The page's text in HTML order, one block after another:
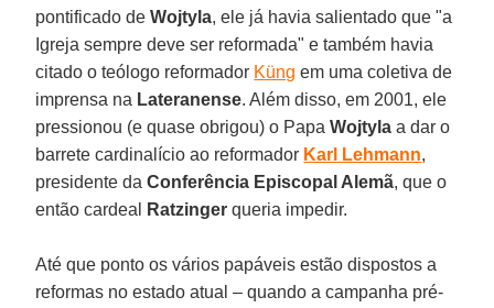
pontificado deWojtyla, ele já havia salientado que "a
Igreja sempre deve ser reformada" e também havia
citado o teólogo reformador Küng em uma coletiva de
imprensa na Lateranense. Além disso, em 2001, ele
pressionou (e quase obrigou) o PapaWojtylaa dar o
barrete cardinalício ao reformador Karl Lehmann,
presidente daConferência Episcopal Alemã, que o
então cardeal
Ratzingerqueria impedir.
Até que ponto os vários papáveis estão dispostos a
reformas no estado atual – quando a campanha pré-